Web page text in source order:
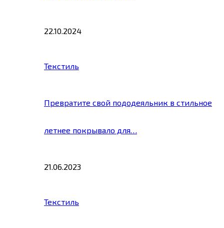
22.10.2024
Текстиль
Превратите свой пододеяльник в стильное
летнее покрывало для…
21.06.2023
Текстиль